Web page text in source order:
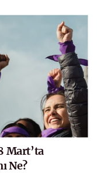
Mart’ta
Ne?